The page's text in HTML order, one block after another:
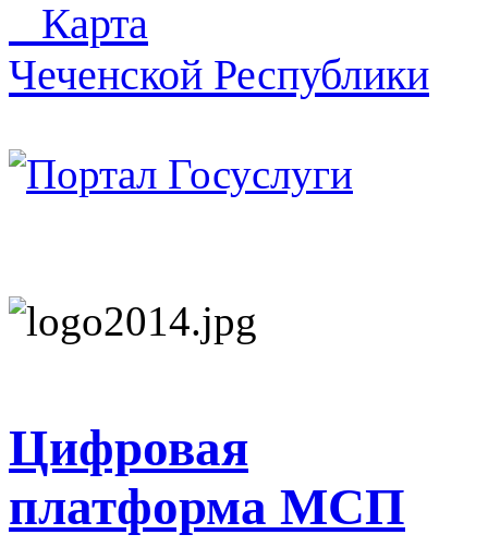
Карта
Чеченской Республики
Цифровая
платформа МСП